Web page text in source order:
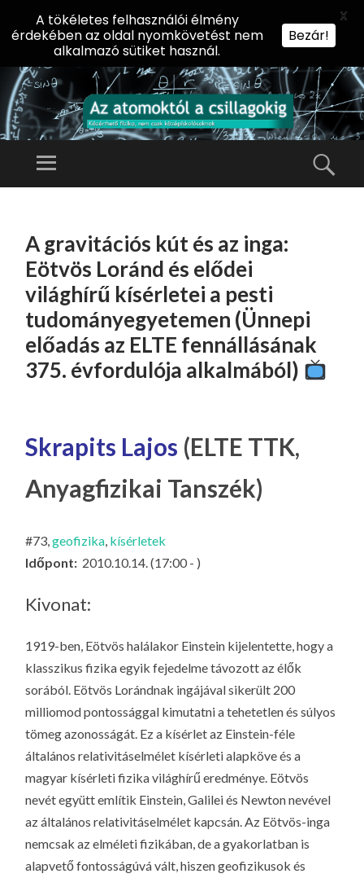
AZ
KT
Ó
L
A
CS
IL
LA
KI
Előadássorozat
Természettudományi
Kar Fizikai
Intézetében
Menü
TARTALOMHOZ
A gravitációs kút és az inga:
Eötvös Loránd és elődei
világhírű kísérletei a pesti
tudományegyetemen (Ünnepi
előadás az ELTE fennállásának
375. évfordulója alkalmából)
Skrapits Lajos (ELTE TTK,
Anyagfizikai Tanszék)
#73,geofizika, kísérletek
Időpont: 2010.10.14. (17:00 - )
Kivonat:
1919-ben, Eötvös halálakor Einstein kijelentette, hogy a
klasszikus fizika egyik fejedelme távozott az élők
sorából. Eötvös Lorándnak ingájával sikerült 200
milliomod pontossággal kimutatni a tehetetlen és súlyos
tömeg azonosságát. Ez a kísérlet az Einstein-féle
általános relativitáselmélet kísérleti alapköve és a
magyar kísérleti fizika világhírű eredménye. Eötvös
nevét együtt említik Einstein, Galilei és Newton nevével
az általános relativitáselmélet kapcsán. Az Eötvös-inga
nemcsak az elméleti fizikában, de a gyakorlatban is
alapvető fontosságúvá vált, hiszen geofizikusok és
A tökéletes felhasználói élmény
érdekében az oldal nyomkövetést nem
alkalmazó sütiket használ.
Bezár!
X